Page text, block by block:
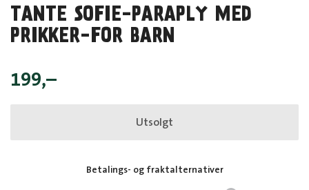
TANTE SOFIE-PARAPLY MED
PRIKKER-FOR BARN
199,–
Utsolgt
Betalings- og fraktalternativer